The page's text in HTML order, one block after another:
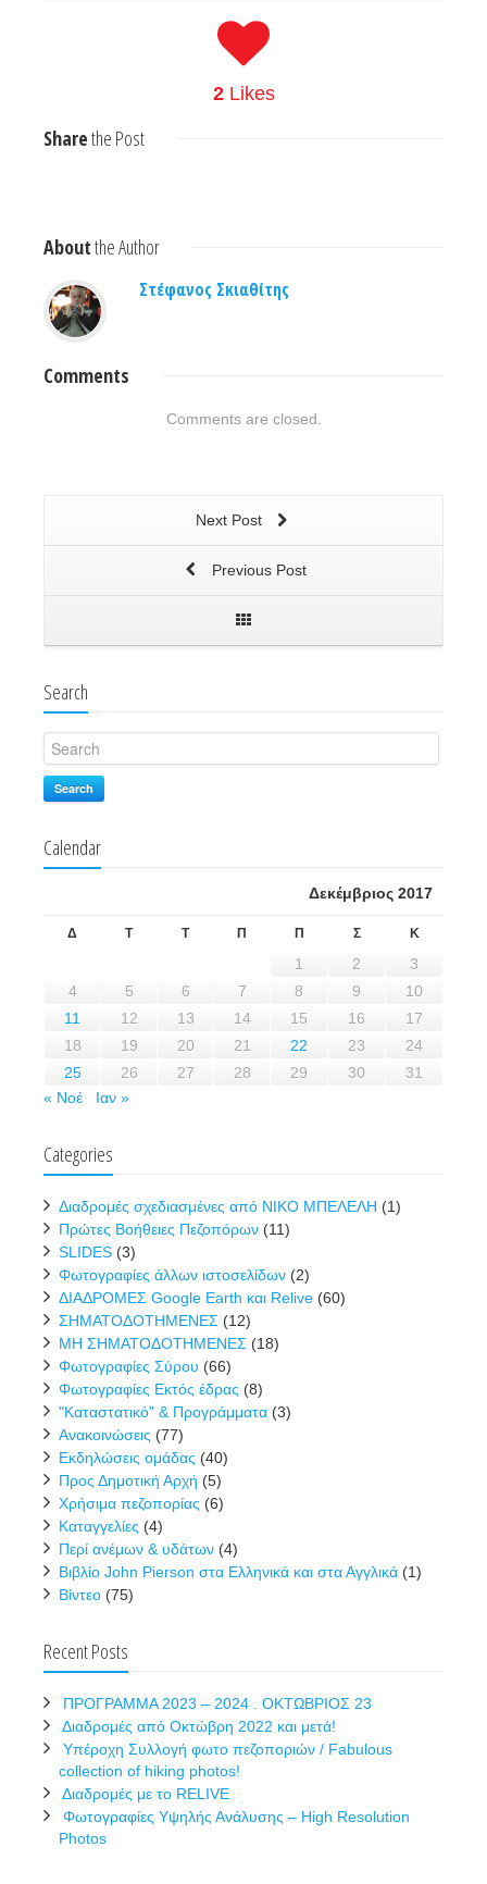
2Likes
Sharethe Post
Aboutthe Author
Στέφανος Σκιαθίτης
Comments
Comments are closed.
Next Post
Previous Post
Search
Search
Calendar
Δεκέμβριος 2017
Δ Τ Τ Π Π Σ Κ
1 2
3
4
5 6 7 8 9
10
11
12 13 14 15 16
17
18
19 20 21 22 23
24
25
26 27 28 29 30
31
« Νοέ
Ιαν »
Categories
Διαδρομές σχεδιασμένες από ΝΙΚΟ ΜΠΕΛΕΛΗ (1)
Πρώτες Βοήθειες Πεζοπόρων (11)
SLIDES (3)
Φωτογραφίες άλλων ιστοσελίδων (2)
ΔΙΑΔΡΟΜΕΣ Google Earth και Relive (60)
ΣΗΜΑΤΟΔΟΤΗΜΕΝΕΣ (12)
ΜΗ ΣΗΜΑΤΟΔΟΤΗΜΕΝΕΣ (18)
Φωτογραφίες Σύρου (66)
Φωτογραφίες Εκτός έδρας (8)
"Καταστατικό" & Προγράμματα (3)
Ανακοινώσεις (77)
Εκδηλώσεις ομάδας (40)
Προς Δημοτική Αρχή (5)
Χρήσιμα πεζοπορίας (6)
Καταγγελίες (4)
Περί ανέμων & υδάτων (4)
Βιβλίο John Pierson στα Ελληνικά και στα Αγγλικά (1)
Βίντεο (75)
Recent Posts
ΠΡΟΓΡΑΜΜΑ 2023 – 2024 . ΟΚΤΩΒΡΙΟΣ 23
Διαδρομές από Οκτώβρη 2022 και μετά!
Υπέροχη Συλλογή φωτο πεζοποριών / Fabulous
collection of hiking photos!
Διαδρομές με το RELIVE
Φωτογραφίες Υψηλής Ανάλυσης – High Resolution
Photos